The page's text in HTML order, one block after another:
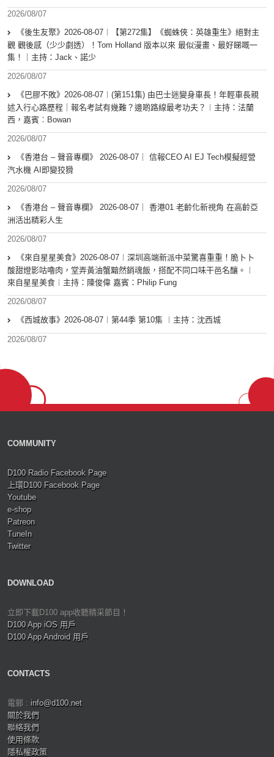
2026/08/07
《後生友聚》2026-08-07︱【第272集】《蜘蛛俠：英雄重生》絕對主
觀 觀後感（少少劇透）！Tom Holland 版本以來 最似漫畫、最好睇嘅一
集！｜主持：Jack、諾少
2026/08/07
《巴膠不敗》2026-08-07︱(第151集) 由巴士迷變身車長！年輕車長親
述入行心路歷程｜報名考試有幾難？邊啲路線最考功夫？︱主持：法蘭
西，嘉賓︰Bowan
2026/08/07
《香港台 – 聲音專欄》 2026-08-07｜ 信報CEO AI EJ Tech模擬經營
汽水機 AI即變狡猾
2026/08/07
《香港台 – 聲音專欄》 2026-08-07｜ 香港01 老齡化新視角 在高齡亞
洲活出精彩人生
2026/08/07
《來自星星美食》2026-08-07︱深圳高端新派中菜驚喜重重！脆卜卜
酸甜燈影咕嚕肉，堂弄黃油蟹黯然銷魂飯，搭配不同口味干邑名釀。︱
來自星星美食︱主持：陳俊偉 嘉賓：Philip Fung
2026/08/07
《西城故事》2026-08-07︱第44季 第10集 ︱主持：沈西城
2026/08/07
COMMUNITY
D100 Radio Facebook Page
上環D100 Facebook Page
Youtube
e-shop
Patreon
TuneIn
Twitter
DOWNLOAD
立即下載D100 app收聽精采節目！
D100 App iOS 用戶
D100 App Android 用戶
CONTACTS
電郵 : info@d100.net
關於我們
聯絡我們
使用條款
隱私權政策